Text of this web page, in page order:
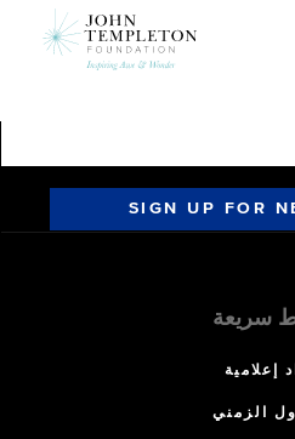
SIGN UP FOR
سريعة
إعلامية
الزمني